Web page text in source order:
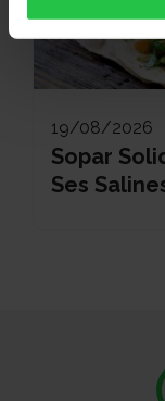
19/08/2026
Sopar
Ses